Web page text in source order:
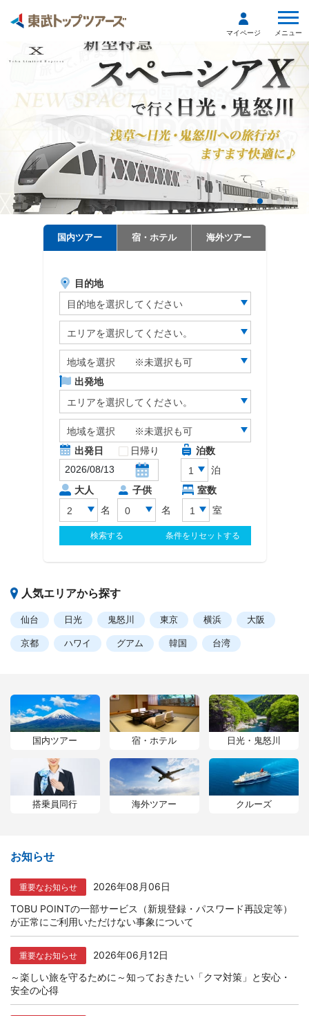
マイページ メニュー
国内ツアー 宿・ホテル 海外ツアー
人気エリアから探す
仙台 日光 鬼怒川 東京 横浜 大阪
京都 ハワイ グアム 韓国 台湾
国内ツアー 宿・ホテル 日光・鬼怒川
搭乗員同行 海外ツアー クルーズ
お知らせ
重要なお知らせ
2026年08月06日
TOBU POINTの一部サービス（新規登録・パスワード再設定等）
が正常にご利用いただけない事象について
重要なお知らせ
2026年06月12日
～楽しい旅を守るために～知っておきたい「クマ対策」と安心・
安全の心得